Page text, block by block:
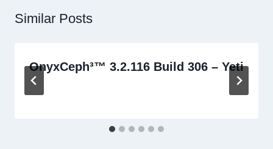
Similar Posts
OnyxCeph³™ 3.2.116 Build 306 – Yeti